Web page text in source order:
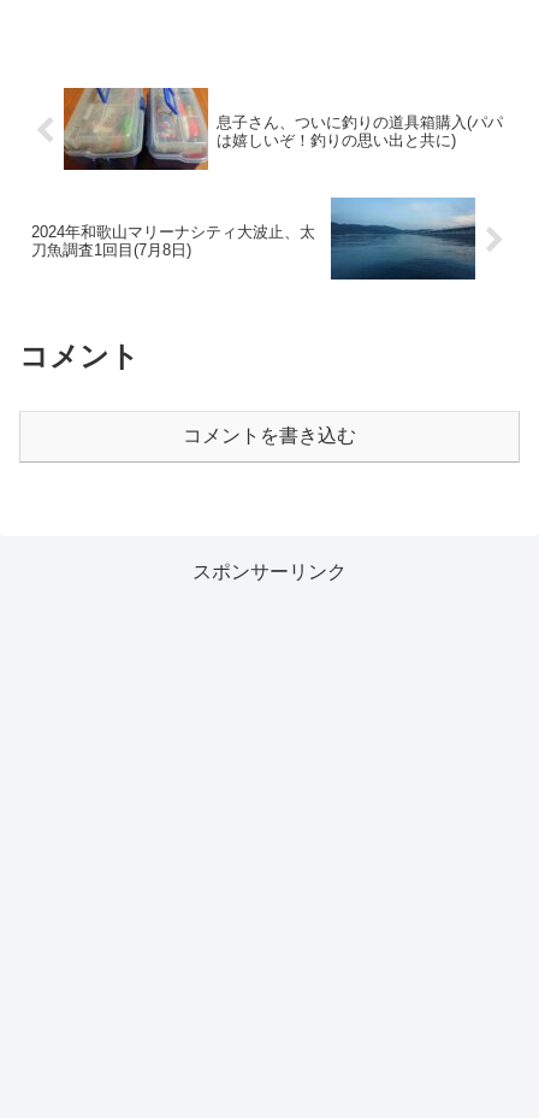
息子さん、ついに釣りの道具箱購入(パパ
は嬉しいぞ！釣りの思い出と共に)
2024年和歌山マリーナシティ大波止、太
刀魚調査1回目(7月8日)
コメント
コメントを書き込む
スポンサーリンク